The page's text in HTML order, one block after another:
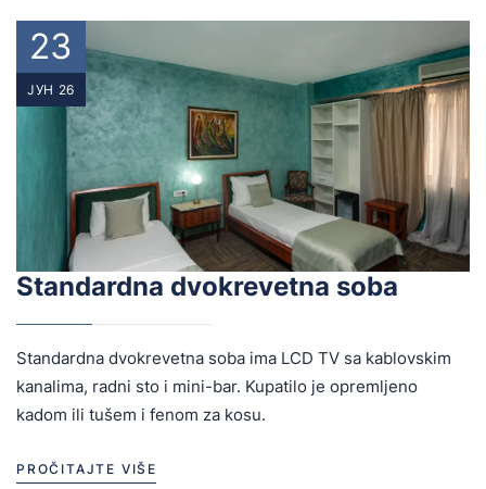
23
ЈУН 26
Standardna dvokrevetna soba
Standardna dvokrevetna soba ima LCD TV sa kablovskim
kanalima, radni sto i mini-bar. Kupatilo je opremljeno
kadom ili tušem i fenom za kosu.
PROČITAJTE VIŠE